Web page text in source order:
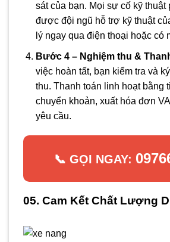
sát của bạn. Mọi sự cố kỹ thuật
được đội ngũ hỗ trợ kỹ thuật
lý ngay qua điện thoại hoặc có
Bước 4 – Nghiệm thu &
việc hoàn tất, bạn kiểm tra và
thu. Thanh toán linh hoạt bằng
chuyển khoản, xuất hóa đơn
yêu cầu.
📞 GỌI NGAY:
05. Cam Kết Chất Lượng